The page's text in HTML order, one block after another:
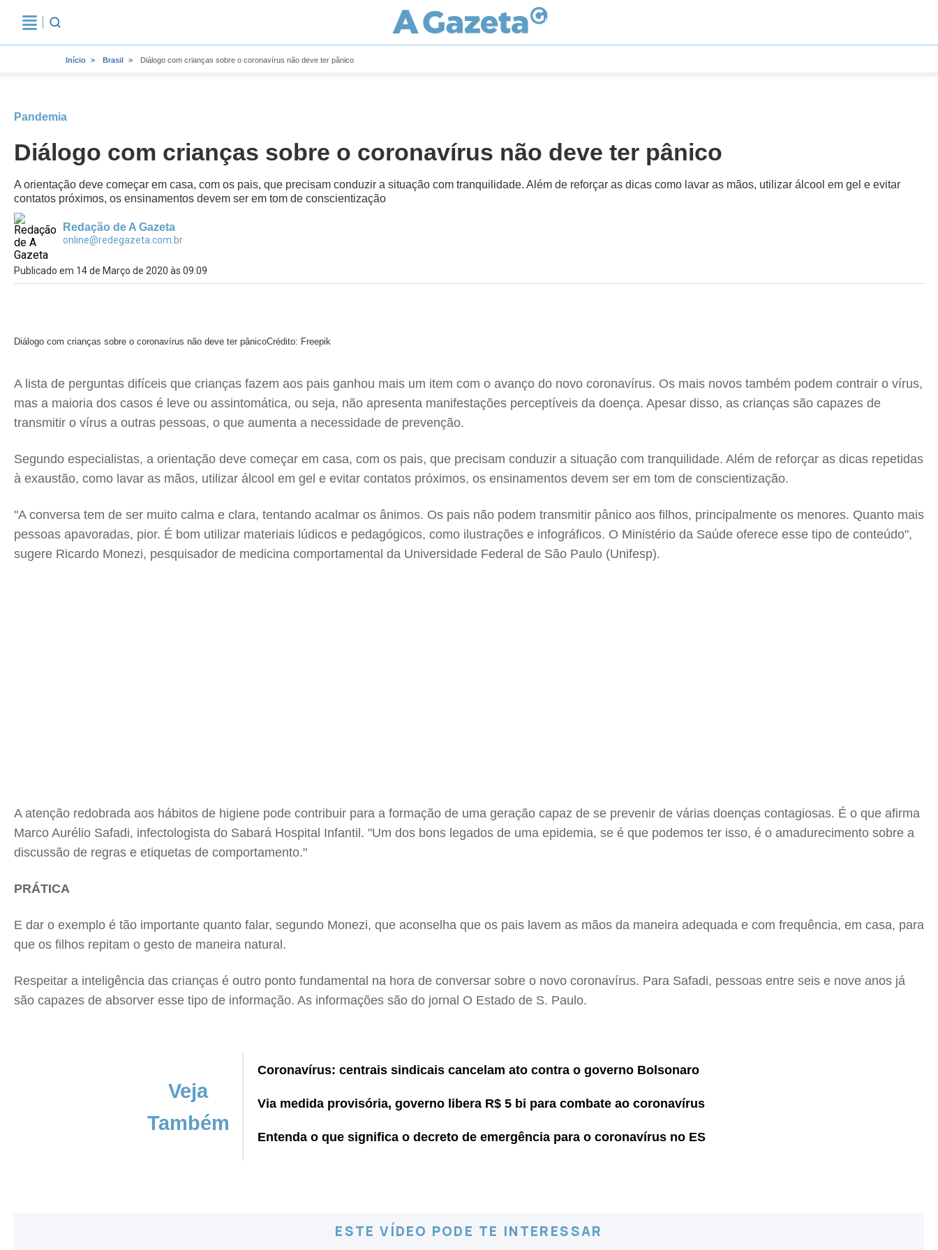
Início Brasil Diálogo com crianças sobre o coronavírus não deve ter pânico
Pandemia
Diálogo com crianças sobre o coronavírus não deve ter pânico
A orientação deve começar em casa, com os pais, que precisam conduzir a situação com tranquilidade. Além de reforçar as dicas como lavar as mãos, utilizar álcool em gel e evitar
contatos próximos, os ensinamentos devem ser em tom de conscientização
Redação de A Gazeta
online@redegazeta.com.br
Publicado em 14 de Março de 2020 às 09:09
Diálogo com crianças sobre o coronavírus não deve ter pânicoCrédito: Freepik
A lista de perguntas difíceis que crianças fazem aos pais ganhou mais um item com o avanço do novo coronavírus. Os mais novos também podem contrair o vírus,
mas a maioria dos casos é leve ou assintomática, ou seja, não apresenta manifestações perceptíveis da doença. Apesar disso, as crianças são capazes de
transmitir o vírus a outras pessoas, o que aumenta a necessidade de prevenção.
Segundo especialistas, a orientação deve começar em casa, com os pais, que precisam conduzir a situação com tranquilidade. Além de reforçar as dicas repetidas
à exaustão, como lavar as mãos, utilizar álcool em gel e evitar contatos próximos, os ensinamentos devem ser em tom de conscientização.
"A conversa tem de ser muito calma e clara, tentando acalmar os ânimos. Os pais não podem transmitir pânico aos filhos, principalmente os menores. Quanto mais
pessoas apavoradas, pior. É bom utilizar materiais lúdicos e pedagógicos, como ilustrações e infográficos. O Ministério da Saúde oferece esse tipo de conteúdo",
sugere Ricardo Monezi, pesquisador de medicina comportamental da Universidade Federal de São Paulo (Unifesp).
A atenção redobrada aos hábitos de higiene pode contribuir para a formação de uma geração capaz de se prevenir de várias doenças contagiosas. É o que afirma
Marco Aurélio Safadi, infectologista do Sabará Hospital Infantil. "Um dos bons legados de uma epidemia, se é que podemos ter isso, é o amadurecimento sobre a
discussão de regras e etiquetas de comportamento."
PRÁTICA
E dar o exemplo é tão importante quanto falar, segundo Monezi, que aconselha que os pais lavem as mãos da maneira adequada e com frequência, em casa, para
que os filhos repitam o gesto de maneira natural.
Respeitar a inteligência das crianças é outro ponto fundamental na hora de conversar sobre o novo coronavírus. Para Safadi, pessoas entre seis e nove anos já
são capazes de absorver esse tipo de informação. As informações são do jornal O Estado de S. Paulo.
Veja
Também
Coronavírus: centrais sindicais cancelam ato contra o governo Bolsonaro
Via medida provisória, governo libera R$ 5 bi para combate ao coronavírus
Entenda o que significa o decreto de emergência para o coronavírus no ES
ESTE VÍDEO PODE TE INTERESSAR